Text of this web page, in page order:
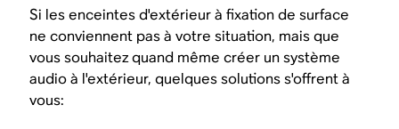
Si les enceintes d'extérieur à fixation de surface
ne conviennent pas à votre situation, mais que
vous souhaitez quand même créer un système
audio à l'extérieur, quelques solutions s'offrent à
vous: